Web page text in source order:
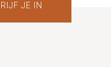
JE IN